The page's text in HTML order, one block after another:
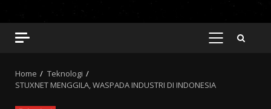
PRIMARY
Home
Teknologi
STUXNET MENGGILA, WASPADA INDUSTRI DI INDONESIA